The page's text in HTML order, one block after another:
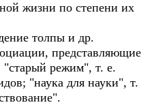
жизни по степени их
толпы и др.
представляющие
"старый режим", т. е.
"наука для науки", т.